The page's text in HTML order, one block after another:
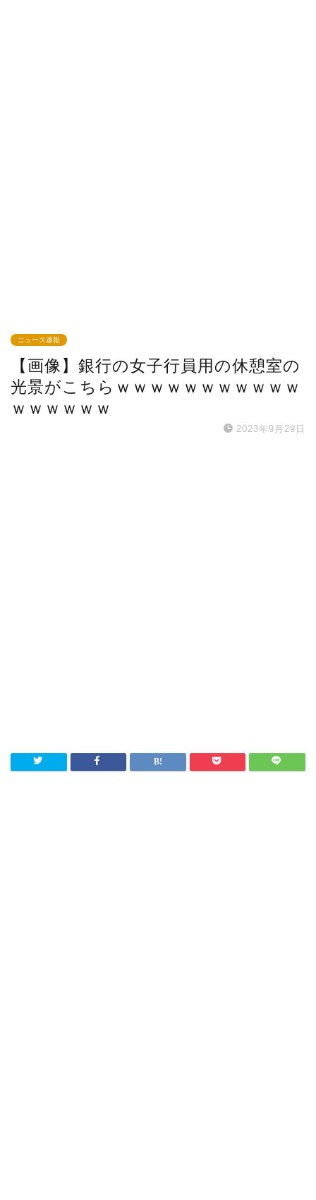
ニュース速報
【画像】銀行の女子行員用の休憩室の
光景がこちらｗｗｗｗｗｗｗｗｗｗｗ
ｗｗｗｗｗｗ
2023年9月29日